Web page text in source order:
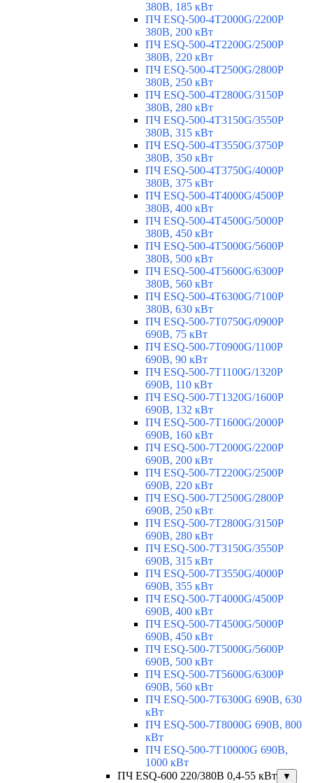
380В, 185 кВт
ПЧ ESQ-500-4T2000G/2200P
380В, 200 кВт
ПЧ ESQ-500-4T2200G/2500P
380В, 220 кВт
ПЧ ESQ-500-4T2500G/2800P
380В, 250 кВт
ПЧ ESQ-500-4T2800G/3150P
380В, 280 кВт
ПЧ ESQ-500-4T3150G/3550P
380В, 315 кВт
ПЧ ESQ-500-4T3550G/3750P
380В, 350 кВт
ПЧ ESQ-500-4T3750G/4000P
380В, 375 кВт
ПЧ ESQ-500-4T4000G/4500P
380В, 400 кВт
ПЧ ESQ-500-4T4500G/5000P
380В, 450 кВт
ПЧ ESQ-500-4T5000G/5600P
380В, 500 кВт
ПЧ ESQ-500-4T5600G/6300P
380В, 560 кВт
ПЧ ESQ-500-4T6300G/7100P
380В, 630 кВт
ПЧ ESQ-500-7T0750G/0900P
690В, 75 кВт
ПЧ ESQ-500-7T0900G/1100P
690В, 90 кВт
ПЧ ESQ-500-7T1100G/1320P
690В, 110 кВт
ПЧ ESQ-500-7T1320G/1600P
690В, 132 кВт
ПЧ ESQ-500-7T1600G/2000P
690В, 160 кВт
ПЧ ESQ-500-7T2000G/2200P
690В, 200 кВт
ПЧ ESQ-500-7T2200G/2500P
690В, 220 кВт
ПЧ ESQ-500-7T2500G/2800P
690В, 250 кВт
ПЧ ESQ-500-7T2800G/3150P
690В, 280 кВт
ПЧ ESQ-500-7T3150G/3550P
690В, 315 кВт
ПЧ ESQ-500-7T3550G/4000P
690В, 355 кВт
ПЧ ESQ-500-7T4000G/4500P
690В, 400 кВт
ПЧ ESQ-500-7T4500G/5000P
690В, 450 кВт
ПЧ ESQ-500-7T5000G/5600P
690В, 500 кВт
ПЧ ESQ-500-7T5600G/6300P
690В, 560 кВт
ПЧ ESQ-500-7T6300G 690В, 630
кВт
ПЧ ESQ-500-7T8000G 690В, 800
кВт
ПЧ ESQ-500-7T10000G 690В,
1000 кВт
ПЧ ESQ-600 220/380В 0,4-55 кВт
▼